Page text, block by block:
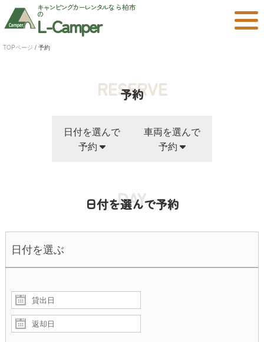
キャンピングカーレンタルなら柏市
の
L-Camper
TOPページ / 予約
予約
RESERVE
日付を選んで
予約
車両を選んで
予約
日付を選んで予約
DAY
日付を選ぶ